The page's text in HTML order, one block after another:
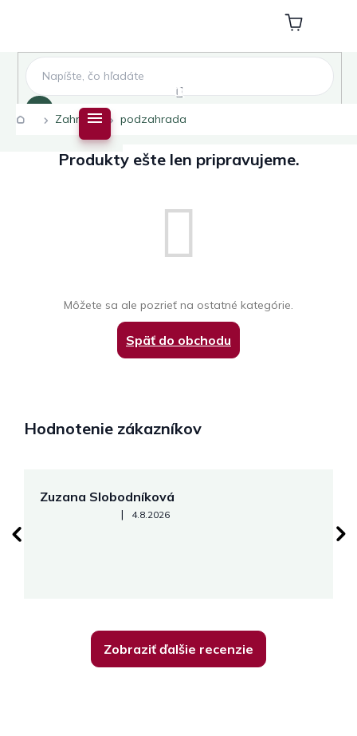
Nákupný
košík
DomovZahrada podzahrada
Produkty ešte len pripravujeme.
Môžete sa ale pozrieť na ostatné kategórie.
Späť do obchodu
Hodnotenie zákazníkov
Zuzana Slobodníková
Hodnotenie obchodu je 5 z 5 hviezdičiek.
| 4.8.2026
Zobraziť ďalšie recenzie